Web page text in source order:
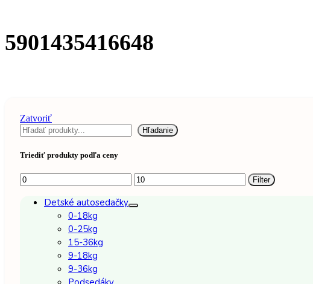
5901435416648
Zatvoriť
Hľadať
Hľadanie
Triediť produkty podľa ceny
Minimálna
cena
Maximálna
cena
Filter
Detské autosedačky
0-18kg
0-25kg
15-36kg
9-18kg
9-36kg